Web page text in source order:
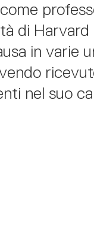
di Harvard
in varie
nel suo